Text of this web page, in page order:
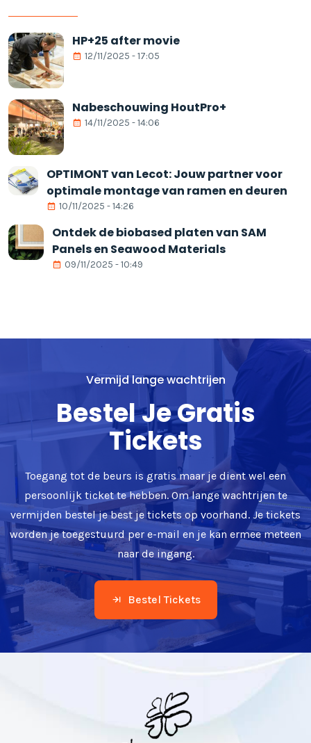
HP+25 after movie
12/11/2025 - 17:05
Nabeschouwing HoutPro+
14/11/2025 - 14:06
OPTIMONT van Lecot: Jouw partner voor
optimale montage van ramen en deuren
10/11/2025 - 14:26
Ontdek de biobased platen van SAM
Panels en Seawood Materials
09/11/2025 - 10:49
Vermijd lange wachtrijen
Bestel Je Gratis
Tickets
Toegang tot de beurs is gratis maar je dient wel een
persoonlijk ticket te hebben. Om lange wachtrijen te
vermijden bestel je best je tickets op voorhand. Je tickets
worden je toegestuurd per e-mail en je kan ermee meteen
naar de ingang.
Bestel Tickets